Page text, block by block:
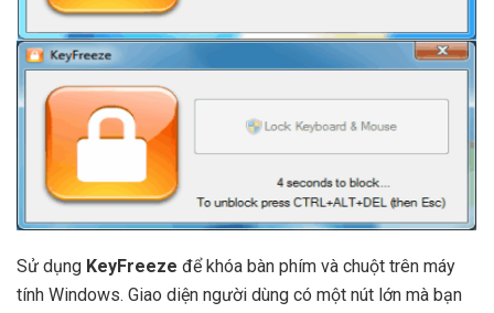
Sử dụng KeyFreeze để khóa bàn phím và chuột trên máy
tính Windows. Giao diện người dùng có một nút lớn mà bạn